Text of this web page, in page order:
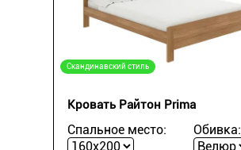
Скандинавский стиль
Кровать Райтон Prima
Спальное место: Обивка: